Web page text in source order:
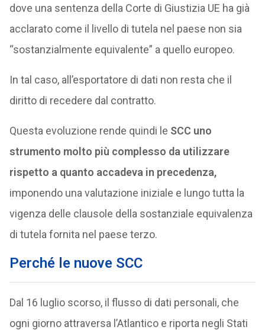
dove una sentenza della Corte di Giustizia UE ha già
acclarato come il livello di tutela nel paese non sia
“sostanzialmente equivalente” a quello europeo.
In tal caso, all’esportatore di dati non resta che il
diritto di recedere dal contratto.
Questa evoluzione rende quindi le SCC uno
strumento molto più complesso da utilizzare
rispetto a quanto accadeva in precedenza,
imponendo una valutazione iniziale e lungo tutta la
vigenza delle clausole della sostanziale equivalenza
di tutela fornita nel paese terzo.
Perché le nuove SCC
Dal 16 luglio scorso, il flusso di dati personali, che
ogni giorno attraversa l’Atlantico e riporta negli Stati